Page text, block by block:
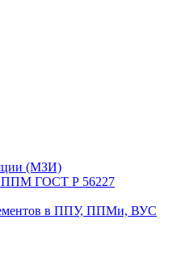
(МЗИ)
ППМ ГОСТ Р 56227
в ППУ, ППМи, ВУС